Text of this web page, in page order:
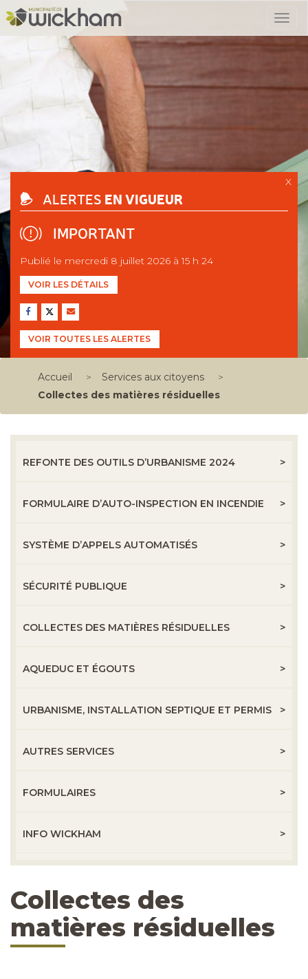
X
ALERTES EN VIGUEUR
IMPORTANT
Publié le mercredi 8 juillet 2026 à 15 h 24
VOIR LES DÉTAILS
VOIR TOUTES LES ALERTES
Accueil > Services aux citoyens
>
Collectes des matières résiduelles
REFONTE DES OUTILS D’URBANISME 2024
FORMULAIRE D’AUTO-INSPECTION EN INCENDIE
SYSTÈME D’APPELS AUTOMATISÉS
SÉCURITÉ PUBLIQUE
COLLECTES DES MATIÈRES RÉSIDUELLES
AQUEDUC ET ÉGOUTS
URBANISME, INSTALLATION SEPTIQUE ET PERMIS
AUTRES SERVICES
FORMULAIRES
INFO WICKHAM
Collectes des
matières résiduelles